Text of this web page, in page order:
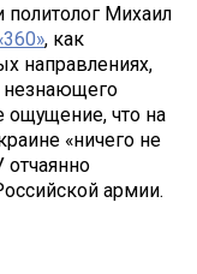
Михаил
, как
направлениях,
незнающего
ощущение, что на
«ничего не
отчаянно
армии.